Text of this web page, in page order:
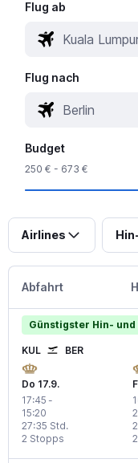
Flug ab
Flug nach
Budget
250 € - 673 €
Airlines
Abfahrt
Günstigster Hin- und
KUL BER
Do 17.9.
17:45 -
15:20
2 Stopps
27:35 Std.